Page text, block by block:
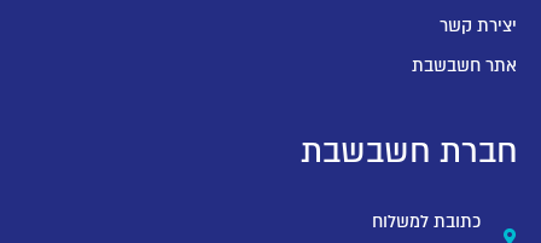
יצירת קשר
אתר חשבשבת
חברת חשבשבת
כתובת למשלוח